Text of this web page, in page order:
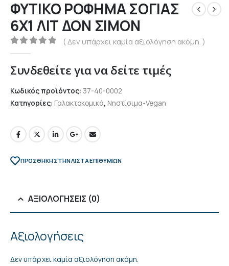
ΦΥΤΙΚΟ ΡΟΦΗΜΑ ΣΟΓΙΑΣ
6Χ1 ΛΙΤ ΔΟΝ ΣΙΜΟΝ
0out of 5
( Δεν υπάρχει καμία αξιολόγηση ακόμη. )
Συνδεθείτε για να δείτε τιμές
Κωδικός προϊόντος: 37-40-0002
Κατηγορίες: Γαλακτοκομικά, Νηστίσιμα-Vegan
ΠΡΌΣΘΉΚΗ ΣΤΗΝ ΛΊΣΤΑ ΕΠΙΘΥΜΙΏΝ
ΑΞΙΟΛΟΓΉΣΕΙΣ (0)
Αξιολογήσεις
Δεν υπάρχει καμία αξιολόγηση ακόμη.